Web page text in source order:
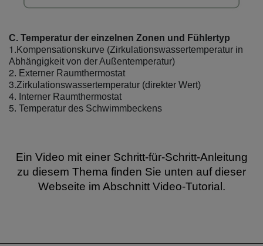
C. Temperatur der einzelnen Zonen und Fühlertyp
1. Kompensationskurve (Zirkulationswassertemperatur in
Abhängigkeit von der Außentemperatur)
2. Externer Raumthermostat
3.Zirkulationswassertemperatur (direkter Wert)
4. Interner Raumthermostat
5. Temperatur des Schwimmbeckens
Ein Video mit einer Schritt-für-Schritt-Anleitung
zu diesem Thema finden Sie unten auf dieser
Webseite im Abschnitt Video-Tutorial.